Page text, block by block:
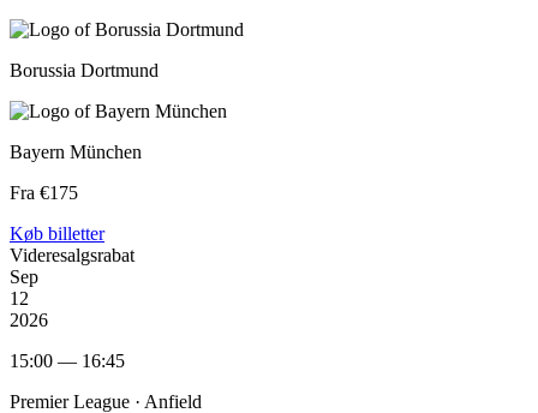
Borussia Dortmund
Bayern München
Fra €175
Køb billetter
Videresalgsrabat
Sep
12
2026
15:00 — 16:45
Premier League · Anfield